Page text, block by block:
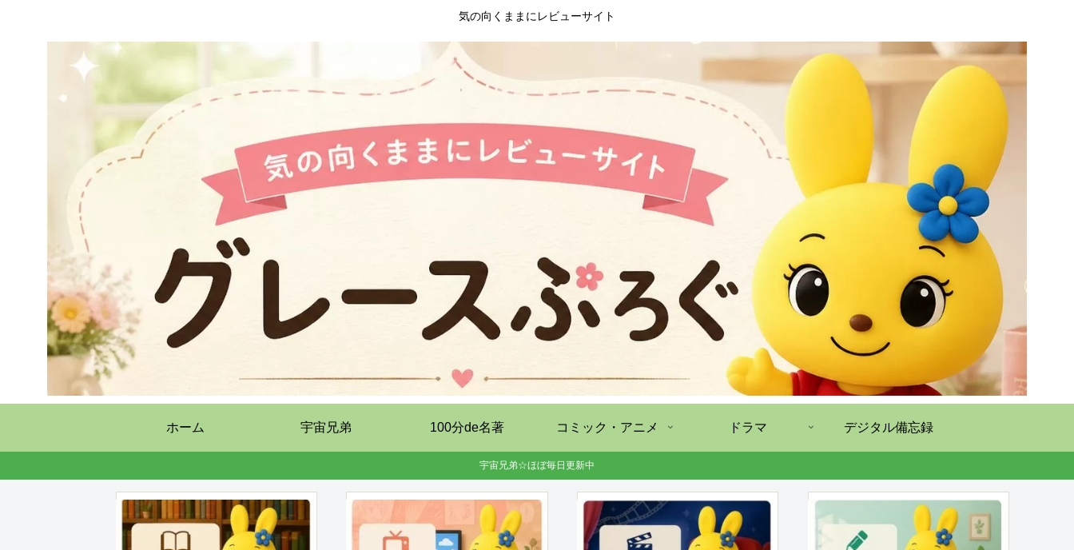
気の向くままにレビューサイト
ホーム 宇宙兄弟 100分de名著 コミック・アニメ ドラマ デジタル備忘録
宇宙兄弟☆ほぼ毎日更新中